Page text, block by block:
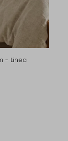
- Linea